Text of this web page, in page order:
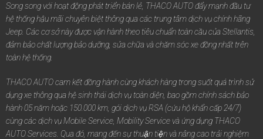
Song song với hoạt động phát triển bán lẻ, THACO AUTO đẩy mạnh đầu tư
hệ thống hậu mãi chuyên biệt thông qua các trung tâm dịch vụ chính hãng
Jeep. Các cơ sở này được vận hành theo tiêu chuẩn toàn cầu của Stellantis,
đảm bảo chất lượng bảo dưỡng, sửa chữa và chăm sóc xe đồng nhất trên
toàn hệ thống.
THACO AUTO cam kết đồng hành cùng khách hàng trong suốt quá trình sử
dụng xe thông qua hệ sinh thái dịch vụ toàn diện, bao gồm chính sách bảo
hành 05 năm hoặc 150.000 km, gói dịch vụ RSA (cứu hộ khẩn cấp 24/7)
cùng các dịch vụ Mobile Service, Mobility Service và ứng dụng THACO
AUTO Services. Qua đó, mang đến sự thuận tiện và nâng cao trải nghiệm